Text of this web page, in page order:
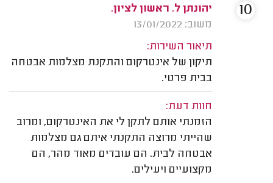
יהונתן ל. ראשון לציון.
משוב: 13/01/2022
תיאור השירות:
תיקון של אינטרקום והתקנת מצלמות אבטחה
בבית פרטי.
חוות דעת:
הזמנתי אותם לתקן לי את האינטרקום, ומרוב
שהייתי מרוצה התקנתי איתם גם מצלמות
אבטחה לבית. הם עובדים מאוד מהר, הם
מקצועיים ויעילים.
10